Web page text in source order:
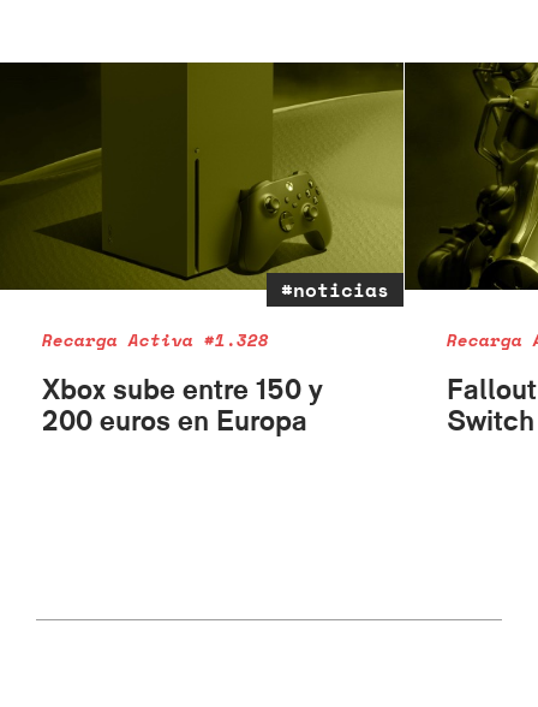
#noticias
Recarga Activa #1.328
Xbox sube entre 150 y
200 euros en Europa
Recarga